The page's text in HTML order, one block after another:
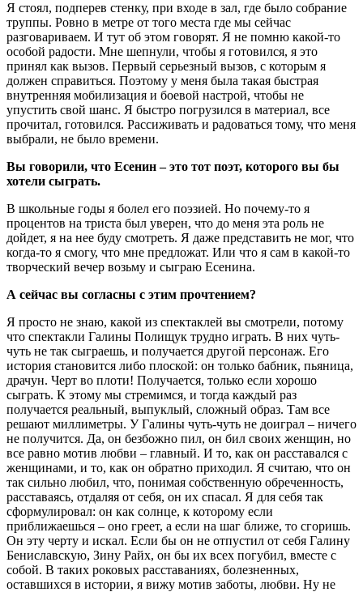
Я стоял, подперев стенку, при входе в зал, где было собрание
труппы. Ровно в метре от того места где мы сейчас
разговариваем. И тут об этом говорят. Я не помню какой-то
особой радости. Мне шепнули, чтобы я готовился, я это
принял как вызов. Первый серьезный вызов, с которым я
должен справиться. Поэтому у меня была такая быстрая
внутренняя мобилизация и боевой настрой, чтобы не
упустить свой шанс. Я быстро погрузился в материал, все
прочитал, готовился. Рассиживать и радоваться тому, что меня
выбрали, не было времени.
Вы говорили, что Есенин – это тот поэт, которого вы бы
хотели сыграть.
В школьные годы я болел его поэзией. Но почему-то я
процентов на триста был уверен, что до меня эта роль не
дойдет, я на нее буду смотреть. Я даже представить не мог, что
когда-то я смогу, что мне предложат. Или что я сам в какой-то
творческий вечер возьму и сыграю Есенина.
А сейчас вы согласны с этим прочтением?
Я просто не знаю, какой из спектаклей вы смотрели, потому
что спектакли Галины Полищук трудно играть. В них чуть-
чуть не так сыграешь, и получается другой персонаж. Его
история становится либо плоской: он только бабник, пьяница,
драчун. Черт во плоти! Получается, только если хорошо
сыграть. К этому мы стремимся, и тогда каждый раз
получается реальный, выпуклый, сложный образ. Там все
решают миллиметры. У Галины чуть-чуть не доиграл – ничего
не получится. Да, он безбожно пил, он бил своих женщин, но
все равно мотив любви – главный. И то, как он расставался с
женщинами, и то, как он обратно приходил. Я считаю, что он
так сильно любил, что, понимая собственную обреченность,
расставаясь, отдаляя от себя, он их спасал. Я для себя так
сформулировал: он как солнце, к которому если
приближаешься – оно греет, а если на шаг ближе, то сгоришь.
Он эту черту и искал. Если бы он не отпустил от себя Галину
Бениславскую, Зину Райх, он бы их всех погубил, вместе с
собой. В таких роковых расставаниях, болезненных,
оставшихся в истории, я вижу мотив заботы, любви. Ну не